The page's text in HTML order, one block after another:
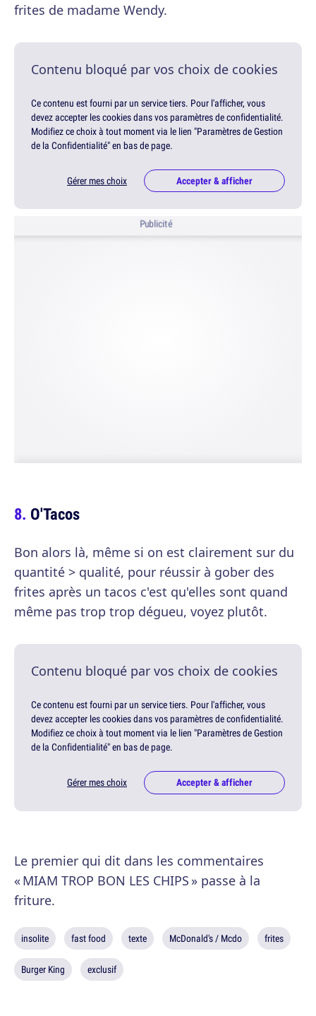
frites de madame Wendy.
Contenu bloqué par vos choix de cookies
Ce contenu est fourni par un service tiers. Pour l'afficher, vous
devez accepter les cookies dans vos paramètres de confidentialité.
Modifiez ce choix à tout moment via le lien "Paramètres de Gestion
de la Confidentialité" en bas de page.
Gérer mes choix Accepter & afficher
Publicité
O'Tacos
Bon alors là, même si on est clairement sur du
quantité > qualité, pour réussir à gober des
frites après un tacos c'est qu'elles sont quand
même pas trop trop dégueu, voyez plutôt.
Contenu bloqué par vos choix de cookies
Ce contenu est fourni par un service tiers. Pour l'afficher, vous
devez accepter les cookies dans vos paramètres de confidentialité.
Modifiez ce choix à tout moment via le lien "Paramètres de Gestion
de la Confidentialité" en bas de page.
Gérer mes choix Accepter & afficher
Le premier qui dit dans les commentaires
« MIAM TROP BON LES CHIPS » passe à la
friture.
insolite fast food texte McDonald's / Mcdo frites
Burger King exclusif